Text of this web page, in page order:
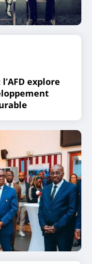
explore